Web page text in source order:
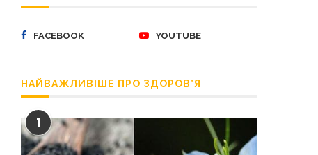
FACEBOOK YOUTUBE
НАЙВАЖЛИВІШЕ ПРО ЗДОРОВ’Я
1